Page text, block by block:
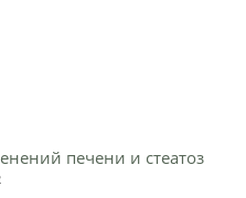
печени и стеатоз